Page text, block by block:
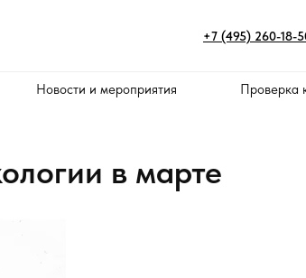
+7 (495) 260-18-
Новости и мероприятия Проверка
в марте